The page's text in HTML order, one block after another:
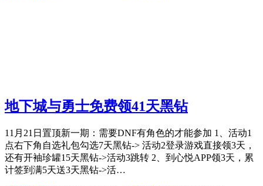
地下城与勇士免费领41天黑钻
11月21日置顶新一期：需要DNF有角色的才能参加 1、活动1
点右下角自选礼包勾选7天黑钻-> 活动2登录游戏直接领3天，
还有开袖珍罐15天黑钻->活动3跳转 2、到心悦APP领3天，累
计签到满5天送3天黑钻->活…